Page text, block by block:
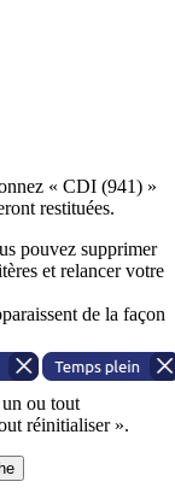
« CDI (941) »
restituées.
pouvez supprimer
et relancer votre
de la façon
ou tout
réinitialiser ».